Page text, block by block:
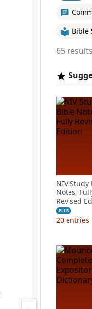
Bible
65 results
NIV Study
Notes,
Revised
PLUS
20 entries